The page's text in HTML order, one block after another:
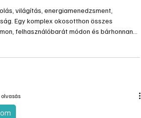
világítás, energiamenedzsment,
Egy komplex okosotthon összes
felhasználóbarát módon és bárhonnan
olvasás